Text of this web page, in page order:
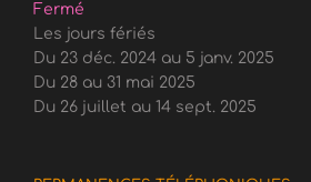
Fermé
Les jours fériés
Du 23 déc. 2024 au 5 janv. 2025
Du 28 au 31 mai 2025
Du 26 juillet au 14 sept. 2025